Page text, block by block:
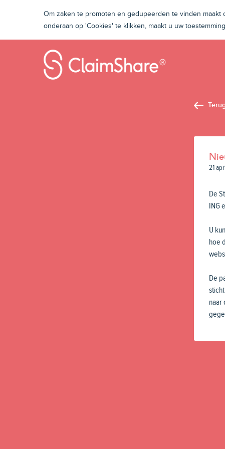
Om zaken te promoten en gedupeerden te vinden
onderaan op 'Cookies' te klikken, maakt u uw
21
De
ING
U
hoe
De
naar